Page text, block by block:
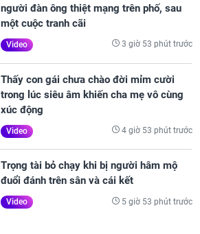
người đàn ông thiệt mạng trên phố, sau
một cuộc tranh cãi
Video 3 giờ 53 phút trước
Thấy con gái chưa chào đời mỉm cười
trong lúc siêu âm khiến cha mẹ vô cùng
xúc động
Video 4 giờ 53 phút trước
Trọng tài bỏ chạy khi bị người hâm mộ
đuổi đánh trên sân và cái kết
Video 5 giờ 53 phút trước